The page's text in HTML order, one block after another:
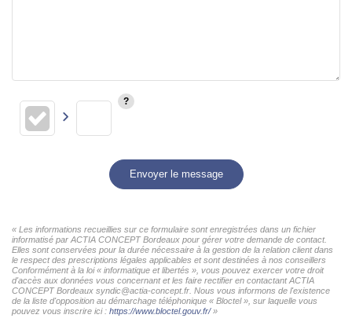
Envoyer le message
« Les informations recueillies sur ce formulaire sont enregistrées dans un fichier
informatisé par ACTIA CONCEPT Bordeaux pour gérer votre demande de contact.
Elles sont conservées pour la durée nécessaire à la gestion de la relation client dans
le respect des prescriptions légales applicables et sont destinées à nos conseillers
Conformément à la loi « informatique et libertés », vous pouvez exercer votre droit
d'accès aux données vous concernant et les faire rectifier en contactant ACTIA
CONCEPT Bordeaux syndic@actia-concept.fr. Nous vous informons de l'existence
de la liste d'opposition au démarchage téléphonique « Bloctel », sur laquelle vous
pouvez vous inscrire ici : https://www.bloctel.gouv.fr/»